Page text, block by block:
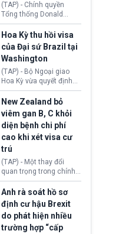
(TAP) - Chính quyền
Tổng thống Donald
Trump đã hoàn trả
khoảng 100 tỷ USD thuế
quan từng thu theo Đạo
luật Quyền hạn Kinh tế
Khẩn cấp Quốc tế
(IEEPA). Động thái này
diễn ra sau phán quyết
hồi tháng 2 bởi Tòa án
Tối cao Hoa Kỳ
(SCOTUS) khi tuyên bố,
việc áp thuế diện rộng là
hoàn toàn bất hợp pháp.
Hoa Kỳ thu hồi visa
của Đại sứ Brazil tại
Washington
(TAP) - Bộ Ngoại giao
Hoa Kỳ vừa quyết định
thu hồi thị thực (visa)
của bà Maria Luiza
Ribeiro Viotti - Đại sứ
Brazil tại Washington.
Động thái trên diễn ra
trong bối cảnh tranh
chấp ngoại giao giữa
chính quyền Tổng thống
Donald Trump và chính
phủ cánh tả Tổng thống
da Silva đang leo thang
gay gắt.
New Zealand bỏ
viêm gan B, C khỏi
diện bệnh chi phí
cao khi xét visa cư
trú
(TAP) - Một thay đổi
quan trọng trong chính
sách nhập cư của New
Zealand đang mở ra
thêm cơ hội cho nhiều
người muốn định cư. Từ
nay, người mắc viêm
gan B hoặc viêm gan C
Anh rà soát hồ sơ
định cư hậu Brexit
do phát hiện nhiều
trường hợp “cấp